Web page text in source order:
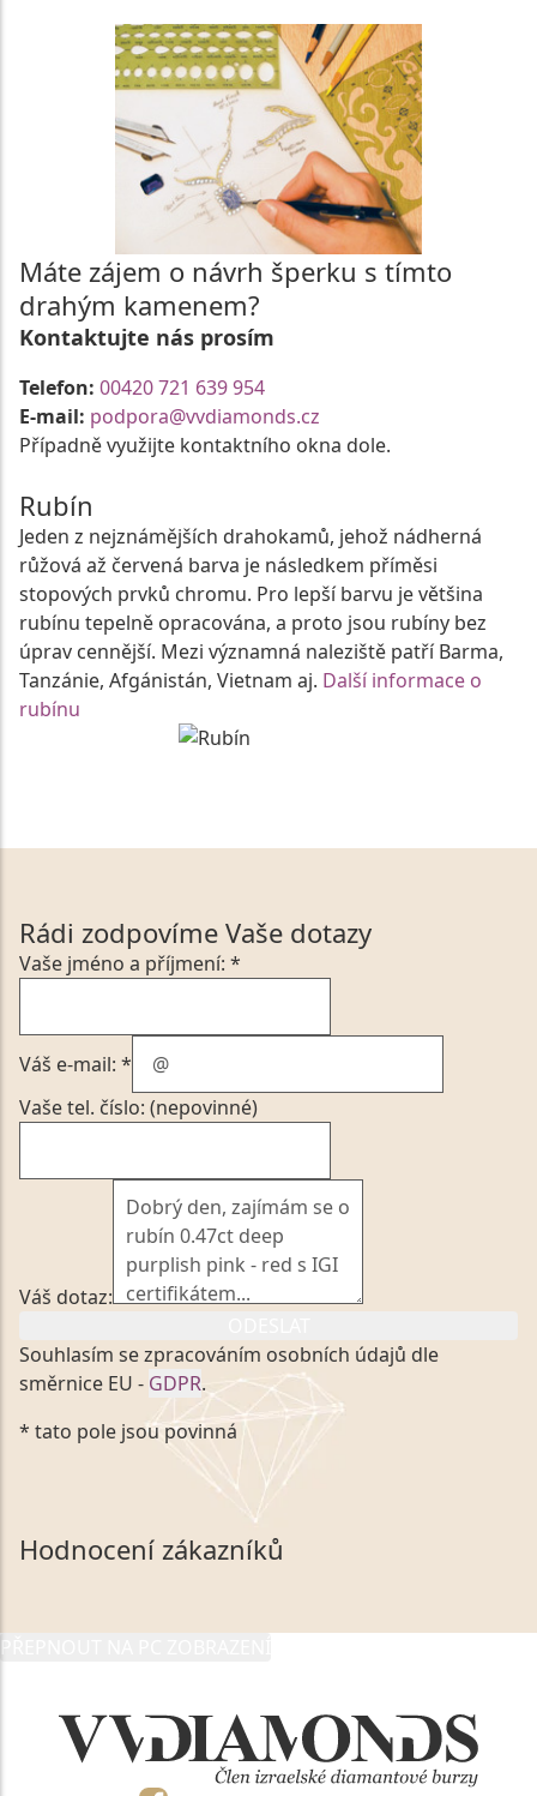
Máte zájem o návrh šperku s tímto
drahým kamenem?
Kontaktujte nás prosím
Telefon: 00420 721 639 954
E-mail: podpora@vvdiamonds.cz
Případně využijte kontaktního okna dole.
Rubín
Jeden z nejznámějších drahokamů, jehož nádherná
růžová až červená barva je následkem příměsi
stopových prvků chromu. Pro lepší barvu je většina
rubínu tepelně opracována, a proto jsou rubíny bez
úprav cennější. Mezi významná naleziště patří Barma,
Tanzánie, Afgánistán, Vietnam aj. Další informace o
rubínu
Rádi zodpovíme Vaše dotazy
Vaše jméno a příjmení: *
Váš e-mail: *
Vaše tel. číslo: (nepovinné)
Váš dotaz:
Souhlasím se zpracováním osobních údajů dle
směrnice EU - GDPR.
Kliknutím na výše uvedený odkaz, v souladu se
zákonem č. 101/2000 Sb. v platném znění výslovně
souhlasím se zpracováním a uchováním veškerých
mých osobních údajů, které poskytuji prostřednictvím
společnosti VVDiamonds s.r.o., IČO: 05892481. Tyto
údaje poskytuji společnosti VVDiamonds s.r.o., IČO:
* tato pole jsou povinná
Hodnocení zákazníků